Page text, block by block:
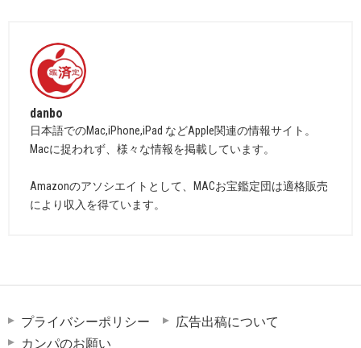
danbo
日本語でのMac,iPhone,iPad などApple関連の情報サイト。
Macに捉われず、様々な情報を掲載しています。
Amazonのアソシエイトとして、MACお宝鑑定団は適格販売
により収入を得ています。
プライバシーポリシー
広告出稿について
カンパのお願い